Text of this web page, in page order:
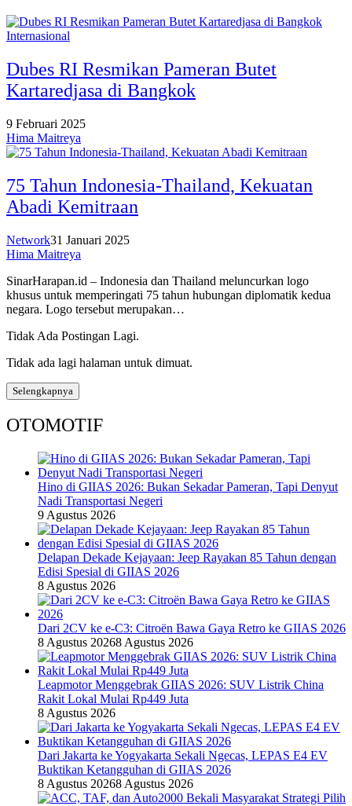
Internasional
Dubes RI Resmikan Pameran Butet
Kartaredjasa di Bangkok
9 Februari 2025
Hima Maitreya
75 Tahun Indonesia-Thailand, Kekuatan
Abadi Kemitraan
Network31 Januari 2025
Hima Maitreya
SinarHarapan.id – Indonesia dan Thailand meluncurkan logo
khusus untuk memperingati 75 tahun hubungan diplomatik kedua
negara. Logo tersebut merupakan…
Tidak Ada Postingan Lagi.
Tidak ada lagi halaman untuk dimuat.
Selengkapnya
OTOMOTIF
Hino di GIIAS 2026: Bukan Sekadar Pameran, Tapi Denyut
Nadi Transportasi Negeri
9 Agustus 2026
Delapan Dekade Kejayaan: Jeep Rayakan 85 Tahun dengan
Edisi Spesial di GIIAS 2026
8 Agustus 2026
Dari 2CV ke e-C3: Citroën Bawa Gaya Retro ke GIIAS 2026
8 Agustus 20268 Agustus 2026
Leapmotor Menggebrak GIIAS 2026: SUV Listrik China
Rakit Lokal Mulai Rp449 Juta
8 Agustus 2026
Dari Jakarta ke Yogyakarta Sekali Ngecas, LEPAS E4 EV
Buktikan Ketangguhan di GIIAS 2026
8 Agustus 20268 Agustus 2026